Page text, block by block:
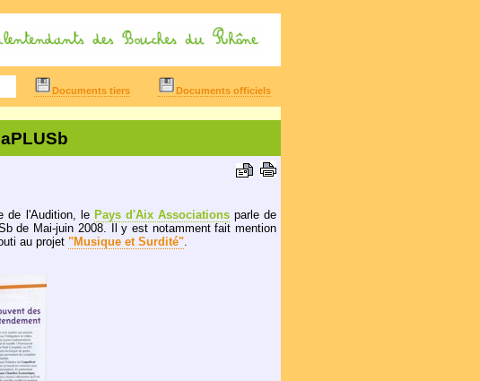
Documents tiers Documents officiels
de l'Audition, le Pays d'Aix Associationsparle de
de Mai-juin 2008. Il y est notamment fait mention
au projet "Musique et Surdité".